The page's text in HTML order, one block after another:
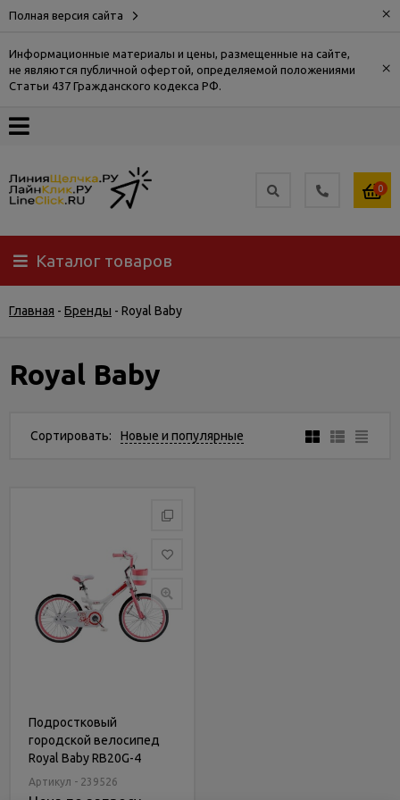
Полная версия сайта ×
Информационные материалы и цены, размещенные на сайте,
не являются публичной офертой, определяемой положениями
Статьи 437 Гражданского кодекса РФ.
×
О
Доставка
Самовывоз
Гарантия
сервис
0
Каталог товаров
Главная - Бренды - Royal Baby
Royal Baby
Сортировать: Новые и популярные
Подростковый
городской велосипед
Royal Baby RB20G-4
Princess Jenny Girl Steel
20
Артикул - 239526